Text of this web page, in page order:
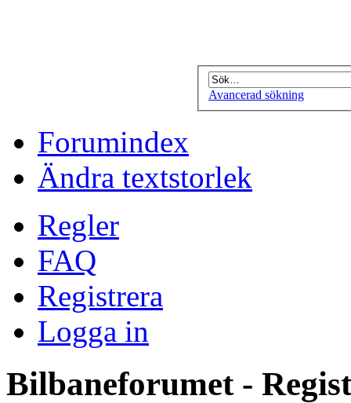
Avancerad sökning
Forumindex
Ändra textstorlek
Regler
FAQ
Registrera
Logga in
Bilbaneforumet -